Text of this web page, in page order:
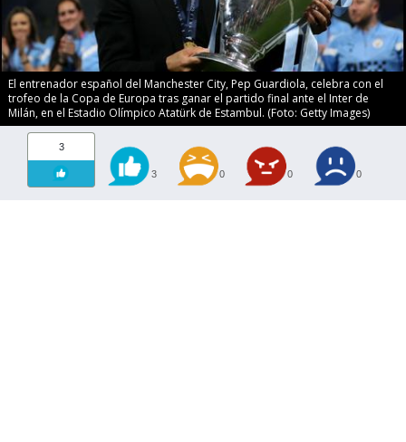
El entrenador español del Manchester City, Pep Guardiola, celebra con el
trofeo de la Copa de Europa tras ganar el partido final ante el Inter de
Milán, en el Estadio Olímpico Atatürk de Estambul. (Foto: Getty Images)
3
3 0 0 0